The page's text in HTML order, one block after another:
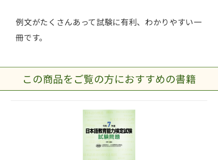
例文がたくさんあって試験に有利、わかりやすい一
冊です。
この商品をご覧の方におすすめの書籍